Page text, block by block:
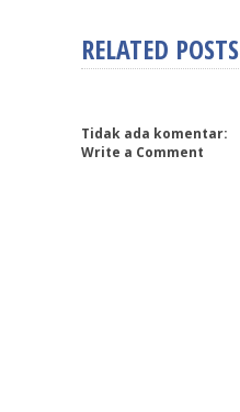
RELATED POSTS
Tidak ada komentar:
Write a Comment